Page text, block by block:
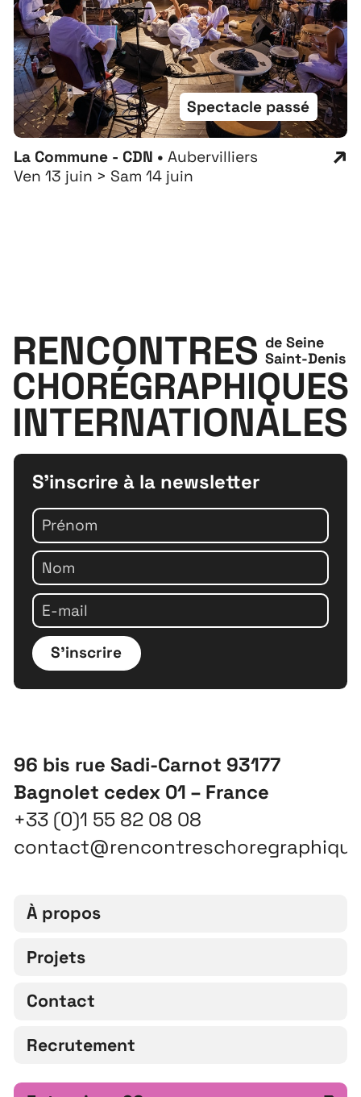
La Commune - CDN •Aubervilliers
Ven 13 juin > Sam 14 juin
Spectacle passé
RENCONTRES
CHORÉGRAPHIQUES
INTERNATIONALES
de Seine
Saint-Denis
S'inscrire à la newsletter
S'inscrire
96 bis rue Sadi-Carnot 93177
Bagnolet cedex 01 – France
+33 (0)1 55 82 08 08
À propos
Projets
Contact
Recrutement